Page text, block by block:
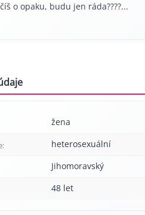
o opaku, budu jen ráda????...
žena
heterosexuální
Jihomoravský
48 let